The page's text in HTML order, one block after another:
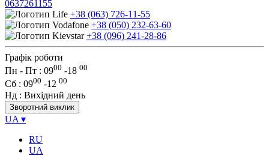
0637261155
+38 (063) 726-11-55
+38 (050) 232-63-60
+38 (096) 241-28-86
Графік роботи
Пн - Пт : 0900 -18 00
Сб : 0900 -12 00
Нд : Вихідний день
Зворотний виклик
UA ▾
RU
UA